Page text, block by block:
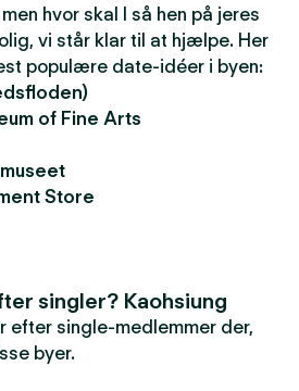
hvor skal I så hen på jeres
vi står klar til at hjælpe. Her
populære date-idéer i byen:
of Fine Arts
Store
singler? Kaohsiung
efter single-medlemmer der,
byer.